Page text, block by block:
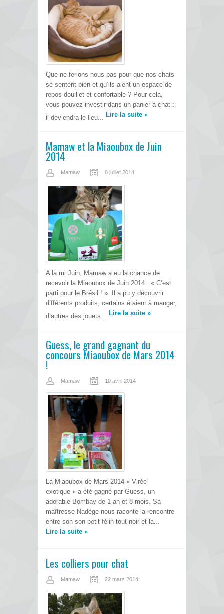
Que ne ferions-nous pas pour que nos chats
se sentent bien et qu’ils aient un espace de
repos douillet et confortable ? Pour cela,
vous pouvez investir dans un panier à chat :
il deviendra le lieu... Lire la suite »
Mamaw et la Miaoubox de Juin
2014
Mamaw 8 juillet 2014
A la mi Juin, Mamaw a eu la chance de
recevoir la Miaoubox de Juin 2014 : « C’est
parti pour le Brésil ! ». Il a pu y découvrir
différents produits, certains étaient à manger,
d’autres des jouets... Lire la suite »
Guess, le grand gagnant du
concours Miaoubox de Mars 2014
!
Mamaw 10 avril 2014
La Miaoubox de Mars 2014 « Virée
exotique » a été gagné par Guess, un
adorable Bombay de 1 an et 8 mois. Sa
maîtresse Nadège nous raconte la rencontre
entre son son petit félin tout noir et la...
Lire la suite »
Les colliers pour chat
Mamaw 22 mars 2014